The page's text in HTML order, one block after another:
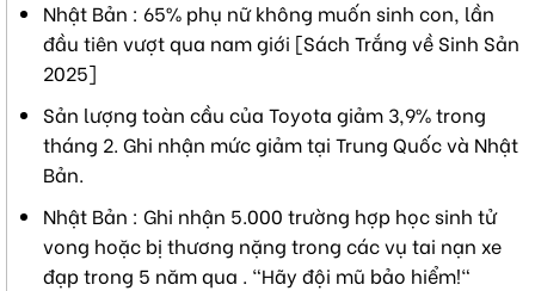
Nhật Bản : 65% phụ nữ không muốn sinh con, lần
đầu tiên vượt qua nam giới [Sách Trắng về Sinh Sản
2025]
Sản lượng toàn cầu của Toyota giảm 3,9% trong
tháng 2. Ghi nhận mức giảm tại Trung Quốc và Nhật
Bản.
Nhật Bản : Ghi nhận 5.000 trường hợp học sinh tử
vong hoặc bị thương nặng trong các vụ tai nạn xe
đạp trong 5 năm qua . "Hãy đội mũ bảo hiểm!"